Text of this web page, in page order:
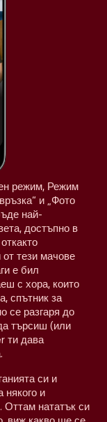
режим, Режим
и „Фото
най-
достъпно в
тези мачове
е бил
с хора, които
спътник за
се разгаря до
търсиш (или
ти дава
си и
и
Оттам нататък си